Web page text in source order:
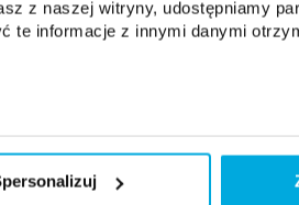
z naszej witryny, udostępniamy
te informacje z innymi danymi
Profil
38-2411-10